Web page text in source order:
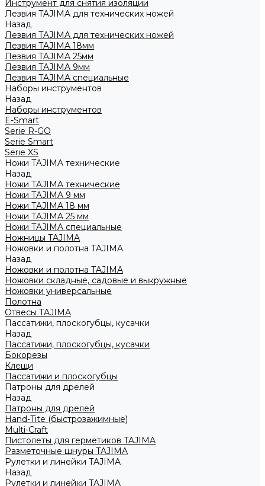
Инструмент для снятия изоляции
Лезвия TAJIMA для технических ножей
Назад
Лезвия TAJIMA для технических ножей
Лезвия TAJIMA 18мм
Лезвия TAJIMA 25мм
Лезвия TAJIMA 9мм
Лезвия TAJIMA специальные
Наборы инструментов
Назад
Наборы инструментов
E-Smart
Serie R-GO
Serie Smart
Serie XS
Ножи TAJIMA технические
Назад
Ножи TAJIMA технические
Ножи TAJIMA 9 мм
Ножи TAJIMA 18 мм
Ножи TAJIMA 25 мм
Ножи TAJIMA специальные
Ножницы TAJIMA
Ножовки и полотна TAJIMA
Назад
Ножовки и полотна TAJIMA
Ножовки складные, садовые и выкружные
Ножовки универсальные
Полотна
Отвесы TAJIMA
Пассатижи, плоскогубцы, кусачки
Назад
Пассатижи, плоскогубцы, кусачки
Бокорезы
Клещи
Пассатижи и плоскогубцы
Патроны для дрелей
Назад
Патроны для дрелей
Hand-Tite (быстрозажимные)
Multi-Craft
Пистолеты для герметиков TAJIMA
Разметочные шнуры TAJIMA
Рулетки и линейки TAJIMA
Назад
Рулетки и линейки TAJIMA